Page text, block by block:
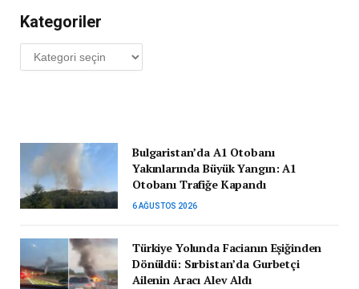
Kategoriler
Kategoriler
Bulgaristan’da A1 Otobanı
Yakınlarında Büyük Yangın: A1
Otobanı Trafiğe Kapandı
6 AĞUSTOS 2026
Türkiye Yolunda Facianın Eşiğinden
Dönüldü: Sırbistan’da Gurbetçi
Ailenin Aracı Alev Aldı